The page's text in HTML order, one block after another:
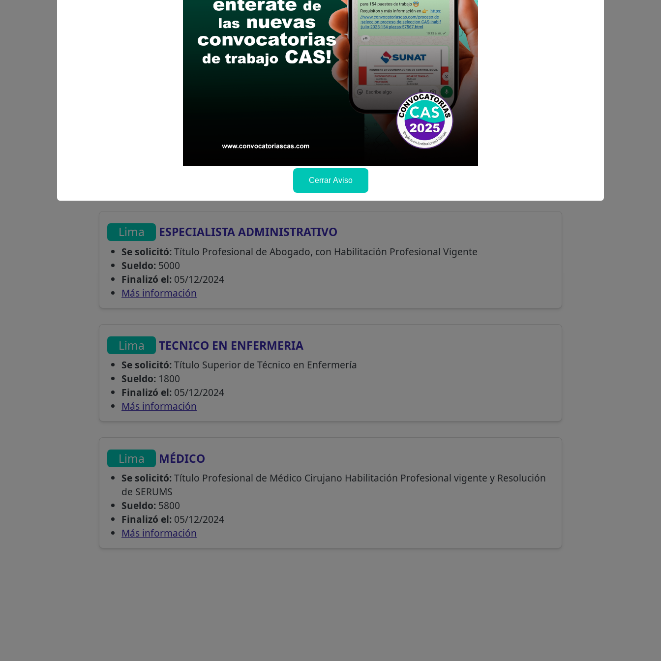
Lima ESPECIALISTA ADMINISTRATIVO
Se solicitó:Título Profesional de Abogado, con Habilitación Profesional Vigente
Sueldo:5000
Finalizó el:05/12/2024
Más información
Lima TECNICO EN ENFERMERIA
Se solicitó:Título Superior de Técnico en Enfermería
Sueldo:1800
Finalizó el:05/12/2024
Más información
Lima MÉDICO
Se solicitó:Título Profesional de Médico Cirujano Habilitación Profesional vigente y Resolución
de SERUMS
Sueldo:5800
Finalizó el:05/12/2024
Más información
Cerrar Aviso